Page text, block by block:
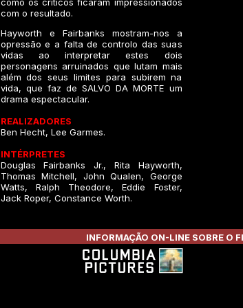
com o resultado.
Hayworth e Fairbanks mostram-nos a
opressão e a falta de controlo das suas
vidas ao interpretar estes dois
personagens arruinados que lutam mais
além dos seus limites para subirem na
vida, que faz de SALVO DA MORTE um
drama espectacular.
REALIZADORES
Ben Hecht, Lee Garmes.
INTÉRPRETES
Douglas Fairbanks Jr., Rita Hayworth,
Thomas Mitchell, John Qualen, George
Watts, Ralph Theodore, Eddie Foster,
Jack Roper, Constance Worth.
INFORMAÇÃO ON-LINE SOBRE O